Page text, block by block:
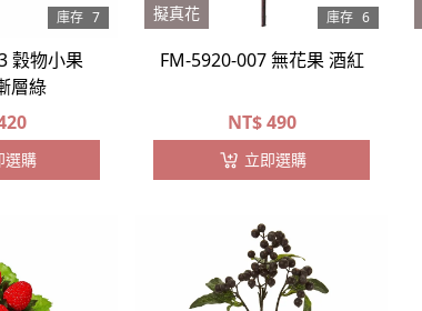
庫存 7
穀物小果
層綠
選購
庫存 6
擬真花
FM-5920-007 無花果 酒紅
NT$490
立即選購